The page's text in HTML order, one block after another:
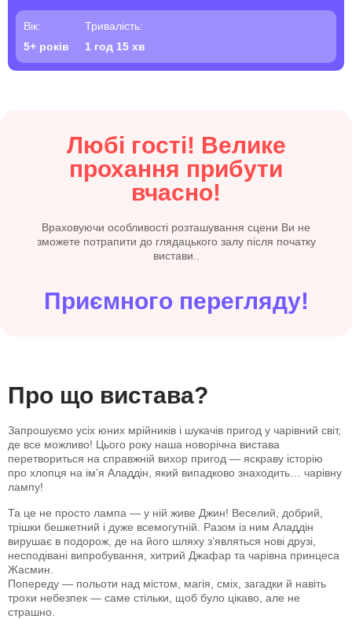
Вік:
5+ років
Тривалість:
1 год 15 хв
Любі гості! Велике
прохання прибути
вчасно!
Враховуючи особливості розташування сцени Ви не
зможете потрапити до глядацького залу після початку
вистави..
Приємного перегляду!
Про що вистава?
Запрошуємо усіх юних мрійників і шукачів пригод у чарівний світ,
де все можливо! Цього року наша новорічна вистава
перетвориться на справжній вихор пригод — яскраву історію
про хлопця на ім’я Аладдін, який випадково знаходить… чарівну
лампу!
Та це не просто лампа — у ній живе Джин! Веселий, добрий,
трішки бешкетний і дуже всемогутній. Разом із ним Аладдін
вирушає в подорож, де на його шляху з’являться нові друзі,
несподівані випробування, хитрий Джафар та чарівна принцеса
Жасмин.
Попереду — польоти над містом, магія, сміх, загадки й навіть
трохи небезпек — саме стільки, щоб було цікаво, але не
страшно.